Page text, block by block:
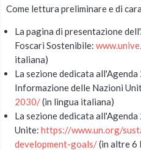
Come lettura preliminare e di
La pagina di presentazione
Foscari Sostenibile:
italiana)
La sezione dedicata
Informazione delle Nazioni
2030/(in lingua italiana)
La sezione dedicata
Unite: https://www.un.org/
development-goals/(in altre 6